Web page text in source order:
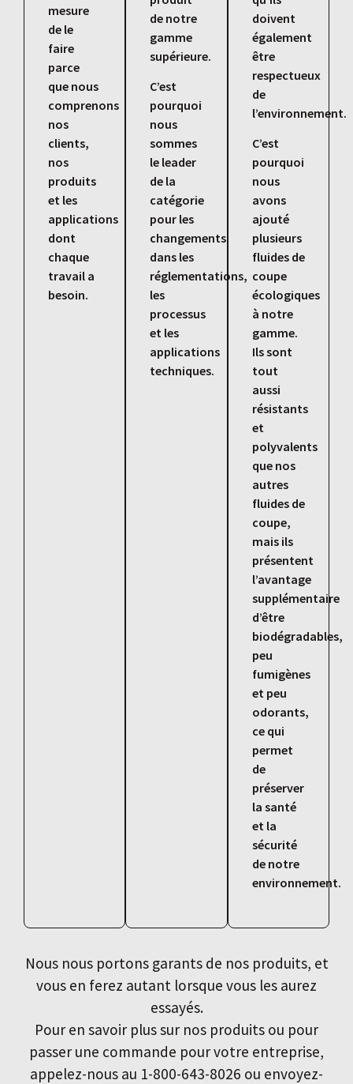
mesure
de le
faire
parce
que nous
comprenons
nos
clients,
nos
produits
et les
applications
dont
chaque
travail a
besoin.
de notre
gamme
supérieure.
C’est
pourquoi
nous
sommes
le leader
de la
catégorie
pour les
changements
dans les
réglementations,
les
processus
et les
applications
techniques.
doivent
également
être
respectueux
de
l’environnement.
C’est
pourquoi
nous
avons
ajouté
plusieurs
fluides de
coupe
écologiques
à notre
gamme.
Ils sont
tout
aussi
résistants
et
polyvalents
que nos
autres
fluides de
coupe,
mais ils
présentent
l’avantage
supplémentaire
d’être
biodégradables,
peu
fumigènes
et peu
odorants,
ce qui
permet
de
préserver
la santé
et la
sécurité
de notre
environnement.
Nous nous portons garants de nos produits, et
vous en ferez autant lorsque vous les aurez
essayés.
Pour en savoir plus sur nos produits ou pour
passer une commande pour votre entreprise,
appelez-nous au 1-800-643-8026 ou envoyez-